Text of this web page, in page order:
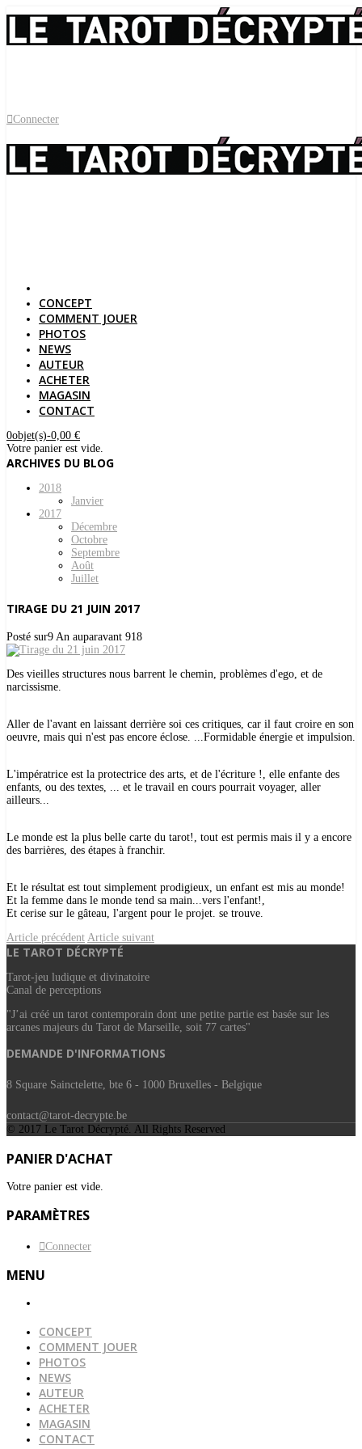
Connecter
CONCEPT
COMMENT JOUER
PHOTOS
NEWS
AUTEUR
ACHETER
MAGASIN
CONTACT
0objet(s)-0,00 €
Votre panier est vide.
ARCHIVES DU BLOG
2018
Janvier
2017
Décembre
Octobre
Septembre
Août
Juillet
TIRAGE DU 21 JUIN 2017
Posté sur9 An auparavant 918
Des vieilles structures nous barrent le chemin, problèmes d'ego, et de
narcissisme.
Aller de l'avant en laissant derrière soi ces critiques, car il faut croire en son
oeuvre, mais qui n'est pas encore éclose. ...Formidable énergie et impulsion.
L'impératrice est la protectrice des arts, et de l'écriture !, elle enfante des
enfants, ou des textes, ... et le travail en cours pourrait voyager, aller
ailleurs...
Le monde est la plus belle carte du tarot!, tout est permis mais il y a encore
des barrières, des étapes à franchir.
Et le résultat est tout simplement prodigieux, un enfant est mis au monde!
Et la femme dans le monde tend sa main...vers l'enfant!,
Et cerise sur le gâteau, l'argent pour le projet. se trouve.
Article précédent Article suivant
LE TAROT DÉCRYPTÉ
Tarot-jeu ludique et divinatoire
Canal de perceptions
"J’ai créé un tarot contemporain dont une petite partie est basée sur les
arcanes majeurs du Tarot de Marseille, soit 77 cartes"
DEMANDE D'INFORMATIONS
8 Square Sainctelette, bte 6 - 1000 Bruxelles - Belgique
contact@tarot-decrypte.be
© 2017 Le Tarot Décrypté. All Rights Reserved
PANIER D'ACHAT
Votre panier est vide.
PARAMÈTRES
Connecter
MENU
CONCEPT
COMMENT JOUER
PHOTOS
NEWS
AUTEUR
ACHETER
MAGASIN
CONTACT